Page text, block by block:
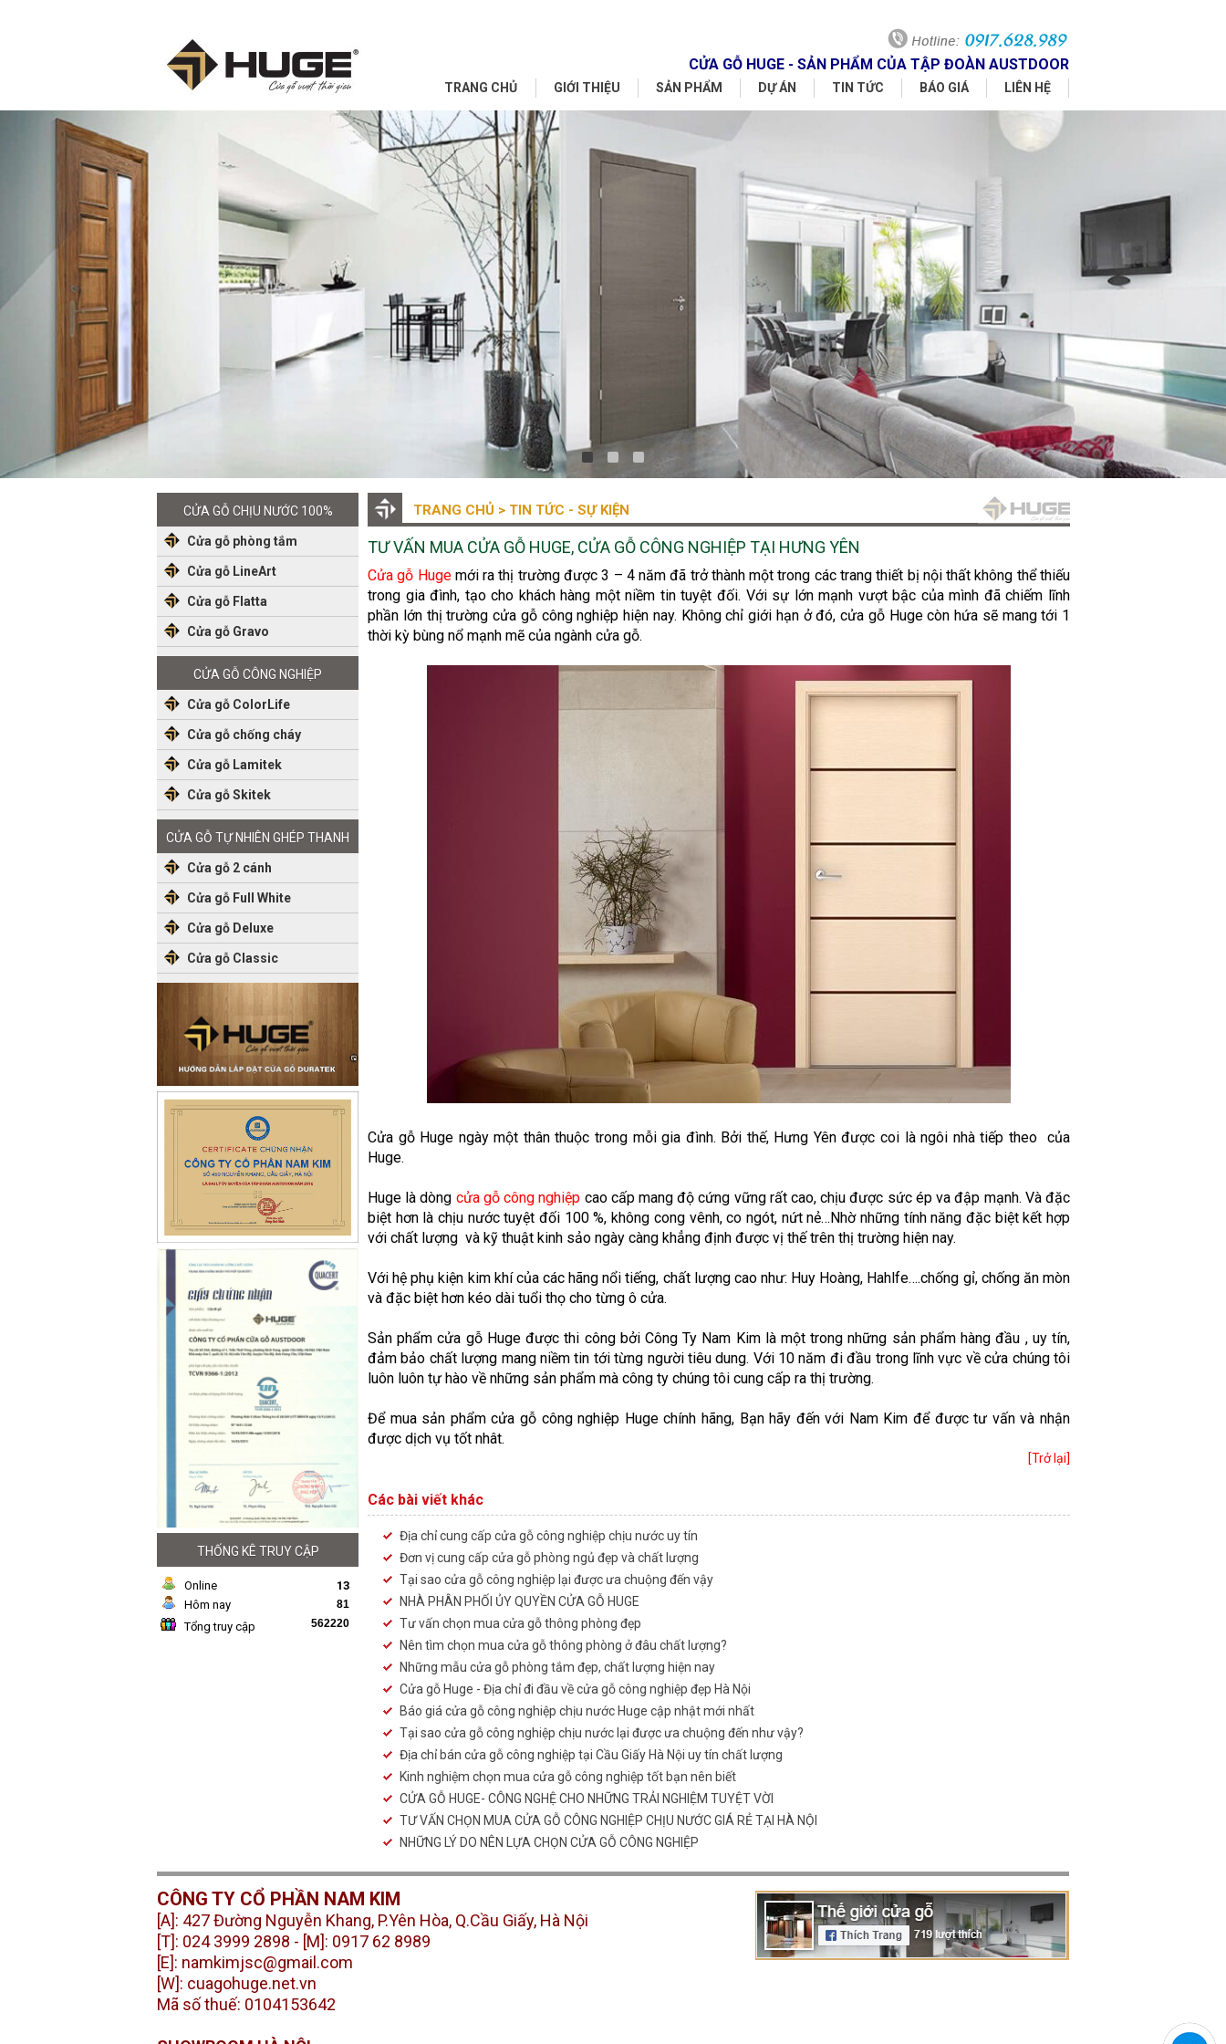
CỬA GỖ HUGE - SẢN PHẨM CỦA TẬP ĐOÀN AUSTDOOR
TRANG CHỦ GIỚI THIỆU SẢN PHẨM DỰ ÁN TIN TỨC BÁO GIÁ LIÊN HỆ
CỬA GỖ CHỊU NƯỚC 100%
Cửa gỗ phòng tắm
Cửa gỗ LineArt
Cửa gỗ Flatta
Cửa gỗ Gravo
CỬA GỖ CÔNG NGHIỆP
Cửa gỗ ColorLife
Cửa gỗ chống cháy
Cửa gỗ Lamitek
Cửa gỗ Skitek
CỬA GỖ TỰ NHIÊN GHÉP THANH
Cửa gỗ 2 cánh
Cửa gỗ Full White
Cửa gỗ Deluxe
Cửa gỗ Classic
THỐNG KÊ TRUY CẬP
Online
13
Hôm nay
Tổng truy cập
81
562220
TRANG CHỦ > TIN TỨC - SỰ KIỆN
TƯ VẤN MUA CỬA GỖ HUGE, CỬA GỖ CÔNG NGHIỆP TẠI HƯNG YÊN
Cửa gỗ Hugemới ra thị trường được 3 – 4 năm đã trở thành một trong các trang thiết bị nội thất không thể thiếu
trong gia đình, tạo cho khách hàng một niềm tin tuyệt đối. Với sự lớn mạnh vượt bậc của mình đã chiếm lĩnh
phần lớn thị trường cửa gỗ công nghiệp hiện nay. Không chỉ giới hạn ở đó, cửa gỗ Huge còn hứa sẽ mang tới 1
thời kỳ bùng nổ mạnh mẽ của ngành cửa gỗ.
Cửa gỗ Huge ngày một thân thuộc trong mỗi gia đình. Bởi thế, Hưng Yên được coi là ngôi nhà tiếp theo của
Huge.
Huge là dòng cửa gỗ công nghiệp cao cấp mang độ cứng vững rất cao, chịu được sức ép va đập mạnh. Và đặc
biệt hơn là chịu nước tuyệt đối 100 %, không cong vênh, co ngót, nứt nẻ…Nhờ những tính năng đặc biệt kết hợp
với chất lượng và kỹ thuật kinh sảo ngày càng khẳng định được vị thế trên thị trường hiện nay.
Với hệ phụ kiện kim khí của các hãng nổi tiếng, chất lượng cao như: Huy Hoàng, Hahlfe….chống gỉ, chống ăn mòn
và đặc biệt hơn kéo dài tuổi thọ cho từng ô cửa.
Sản phẩm cửa gỗ Huge được thi công bởi Công Ty Nam Kim là một trong những sản phẩm hàng đầu , uy tín,
đảm bảo chất lượng mang niềm tin tới từng người tiêu dung. Với 10 năm đi đầu trong lĩnh vực về cửa chúng tôi
luôn luôn tự hào về những sản phẩm mà công ty chúng tôi cung cấp ra thị trường.
Để mua sản phẩm cửa gỗ công nghiệp Huge chính hãng, Bạn hãy đến với Nam Kim để được tư vấn và nhận
được dịch vụ tốt nhât.
[Trở lại]
Các bài viết khác
Địa chỉ cung cấp cửa gỗ công nghiệp chịu nước uy tín
Đơn vị cung cấp cửa gỗ phòng ngủ đẹp và chất lượng
Tại sao cửa gỗ công nghiệp lại được ưa chuộng đến vậy
NHÀ PHÂN PHỐI ỦY QUYỀN CỬA GỖ HUGE
Tư vấn chọn mua cửa gỗ thông phòng đẹp
Nên tìm chọn mua cửa gỗ thông phòng ở đâu chất lượng?
Những mẫu cửa gỗ phòng tắm đẹp, chất lượng hiện nay
Cửa gỗ Huge - Địa chỉ đi đầu về cửa gỗ công nghiệp đẹp Hà Nội
Báo giá cửa gỗ công nghiệp chịu nước Huge cập nhật mới nhất
Tại sao cửa gỗ công nghiệp chịu nước lại được ưa chuộng đến như vậy?
Địa chỉ bán cửa gỗ công nghiệp tại Cầu Giấy Hà Nội uy tín chất lượng
Kinh nghiệm chọn mua cửa gỗ công nghiệp tốt bạn nên biết
CỬA GỖ HUGE- CÔNG NGHỆ CHO NHỮNG TRẢI NGHIỆM TUYỆT VỜI
TƯ VẤN CHỌN MUA CỬA GỖ CÔNG NGHIỆP CHỊU NƯỚC GIÁ RẺ TẠI HÀ NỘI
NHỮNG LÝ DO NÊN LỰA CHỌN CỬA GỖ CÔNG NGHIỆP
CÔNG TY CỔ PHẦN NAM KIM
[A]: 427 Đường Nguyễn Khang, P.Yên Hòa, Q.Cầu Giấy, Hà Nội
[T]: 024 3999 2898 - [M]: 0917 62 8989
[E]: namkimjsc@gmail.com
[W]: cuagohuge.net.vn
Mã số thuế: 0104153642